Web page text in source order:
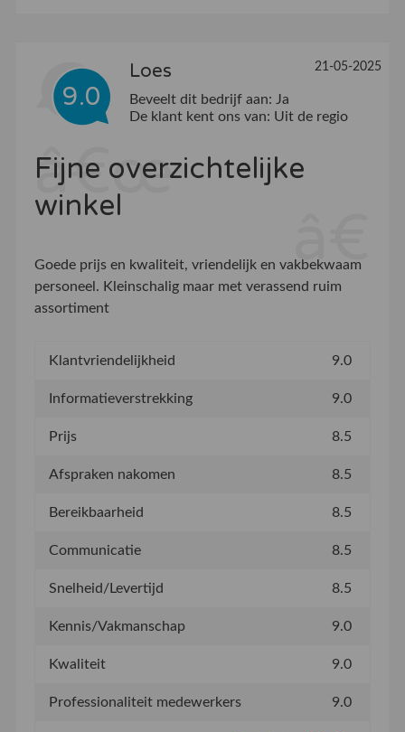
9.0
Loes 21-05-2025
Beveelt dit bedrijf aan: Ja
De klant kent ons van: Uit de regio
Fijne overzichtelijke
winkel
Goede prijs en kwaliteit, vriendelijk en vakbekwaam
personeel. Kleinschalig maar met verassend ruim
assortiment
Klantvriendelijkheid 9.0
Informatieverstrekking 9.0
Prijs 8.5
Afspraken nakomen 8.5
Bereikbaarheid 8.5
Communicatie 8.5
Snelheid/Levertijd 8.5
Kennis/Vakmanschap 9.0
Kwaliteit 9.0
Professionaliteit medewerkers 9.0